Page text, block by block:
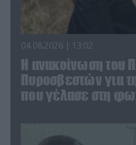
04.08.2026 | 13:02
Η ανακοίνωση του
Πυροσβεστών για
που γέλασε στη